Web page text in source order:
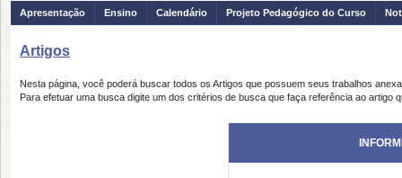
Apresentação Ensino Calendário Projeto Pedagógico do Curso
Artigos
Nesta página, você poderá buscar todos os Artigos que possuem seus trabalhos
Para efetuar uma busca digite um dos critérios de busca que faça referência ao artigo